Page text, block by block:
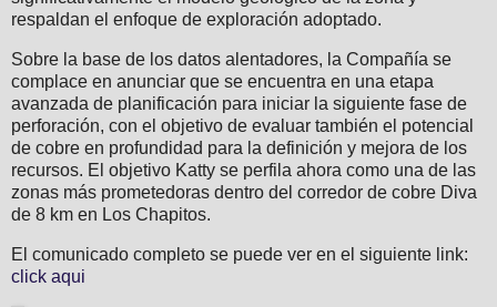
respaldan el enfoque de exploración adoptado.
Sobre la base de los datos alentadores, la Compañía se
complace en anunciar que se encuentra en una etapa
avanzada de planificación para iniciar la siguiente fase de
perforación, con el objetivo de evaluar también el potencial
de cobre en profundidad para la definición y mejora de los
recursos. El objetivo Katty se perfila ahora como una de las
zonas más prometedoras dentro del corredor de cobre Diva
de 8 km en Los Chapitos.
El comunicado completo se puede ver en el siguiente link:
click aqui